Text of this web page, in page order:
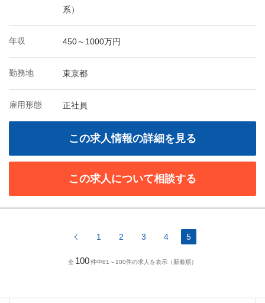
系）
年収 450～1000万円
勤務地 東京都
雇用形態 正社員
この求人情報の詳細を見る
この求人について相談する
1 2 3 4 5
全 100件中81～100件の求人を表示（新着順）